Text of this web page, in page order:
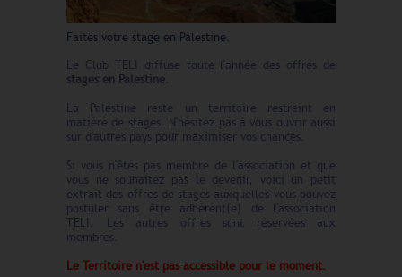
Faites votre stage en Palestine.
Le Club TELI diffuse toute l'année des offres de
stages en Palestine.
La Palestine reste un territoire restreint en
matière de stages. N'hésitez pas à vous ouvrir aussi
sur d'autres pays pour maximiser vos chances.
Si vous n'êtes pas membre de l'association et que
vous ne souhaitez pas le devenir, voici un petit
extrait des offres de stages auxquelles vous pouvez
postuler sans être adhérent(e) de l'association
TELI. Les autres offres sont réservées aux
membres.
Le Territoire n'est pas accessible pour le moment.